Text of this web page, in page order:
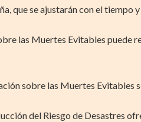
que se ajustarán con el
las Muertes Evitables puede
sobre las Muertes Evitables
del Riesgo de Desastres